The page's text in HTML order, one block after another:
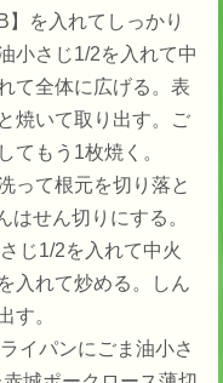
】を入れてしっかり
小さじ1/2を入れて中
て全体に広げる。表
焼いて取り出す。ご
てもう1枚焼く。
って根元を切り落と
はせん切りにする。
じ1/2を入れて中火
入れて炒める。しん
す。
イパンにごま油小さ